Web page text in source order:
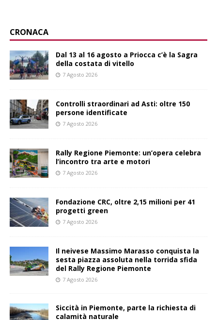
CRONACA
Dal 13 al 16 agosto a Priocca c’è la Sagra
della costata di vitello
7 Agosto 2026
Controlli straordinari ad Asti: oltre 150
persone identificate
7 Agosto 2026
Rally Regione Piemonte: un’opera celebra
l’incontro tra arte e motori
7 Agosto 2026
Fondazione CRC, oltre 2,15 milioni per 41
progetti green
7 Agosto 2026
Il neivese Massimo Marasso conquista la
sesta piazza assoluta nella torrida sfida
del Rally Regione Piemonte
7 Agosto 2026
Siccità in Piemonte, parte la richiesta di
calamità naturale